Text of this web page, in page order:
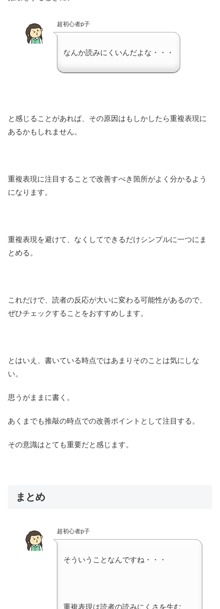
超初心者p子
なんか読みにくいんだよな・・・
と感じることがあれば、その原因はもしかしたら重複表現に
あるかもしれません。
重複表現に注目することで改善すべき箇所がよく分かるよう
になります。
重複表現を避けて、なくしてできるだけシンプルに一つにま
とめる。
これだけで、読者の反応が大いに変わる可能性があるので、
ぜひチェックすることをおすすめします。
とはいえ、書いている時点ではあまりそのことは気にしな
い。
思うがままに書く。
あくまでも推敲の時点での改善ポイントとして注目する。
その意識はとても重要だと感じます。
まとめ
超初心者p子
そういうことなんですね・・・
重複表現は読者の読みにくさを生む